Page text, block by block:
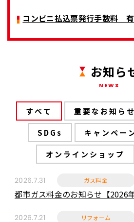
コンビニ払込票発行手数料
お知ら
NEWS
すべて 重要なお知らせ
SDGs キャンペー
オンライン ショップ
2026.7.31 ガス料金
都市ガス料金のお知らせ【2026
2026.7.21 リフォーム